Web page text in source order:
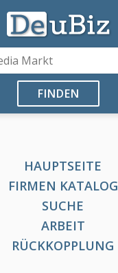
FINDEN
HAUPTSEITE
FIRMEN KATALOG
SUCHE
ARBEIT
RÜCKKOPPLUNG